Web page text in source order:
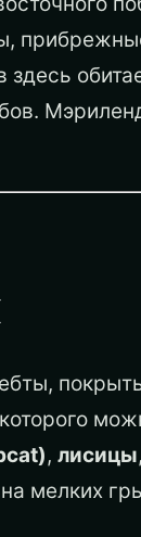
, лисицы,
мелких